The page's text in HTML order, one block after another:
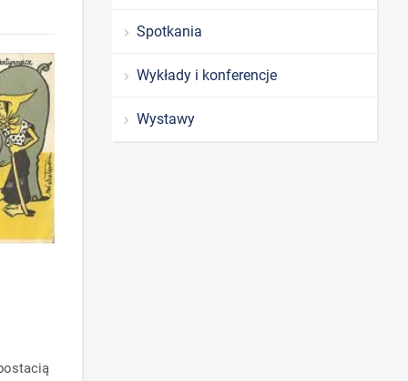
Spotkania
Wykłady i konferencje
Wystawy